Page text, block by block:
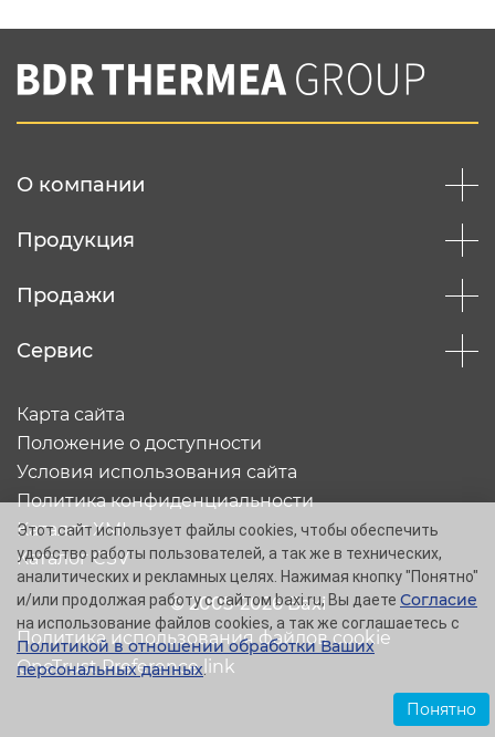
Вы соглашаетесь с нашей политикой
конфеденциальности
О компании
Продукция
Продажи
Сервис
© 2005-2026 Baxi
Карта сайта
Положение о доступности
Условия использования сайта
Политика конфиденциальности
Каталог XML
Каталог CSV
Политика использования файлов cookie
OneTrust Preference link
Этот сайт использует файлы cookies, чтобы обеспечить
удобство работы пользователей, а так же в технических,
аналитических и рекламных целях. Нажимая кнопку "Понятно"
и/или продолжая работу с сайтом baxi.ru, Вы даете Согласие
на использование файлов cookies, а так же соглашаетесь с
Политикой в отношении обработки Ваших
персональных данных.
Понятно